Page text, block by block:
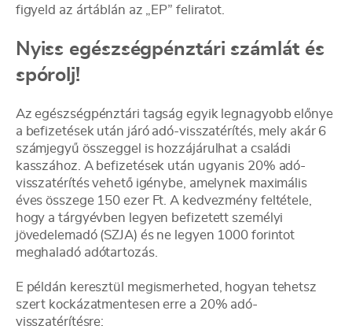
figyeld az ártáblán az „EP” feliratot.
Nyiss egészségpénztári számlát és
spórolj!
Az egészségpénztári tagság egyik legnagyobb előnye
a befizetések után járó adó-visszatérítés, mely akár 6
számjegyű összeggel is hozzájárulhat a családi
kasszához. A befizetések után ugyanis 20% adó-
visszatérítés vehető igénybe, amelynek maximális
éves összege 150 ezer Ft. A kedvezmény feltétele,
hogy a tárgyévben legyen befizetett személyi
jövedelemadó (SZJA) és ne legyen 1000 forintot
meghaladó adótartozás.
E példán keresztül megismerheted, hogyan tehetsz
szert kockázatmentesen erre a 20% adó-
visszatérítésre: